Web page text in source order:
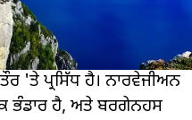
'ਤੇ ਪ੍ਰਸਿੱਧ ਹੈ। ਨਾਰਵੇਜੀਅਨ
ਭੰਡਾਰ ਹੈ, ਅਤੇ ਬਰਗੇਨਹਸ